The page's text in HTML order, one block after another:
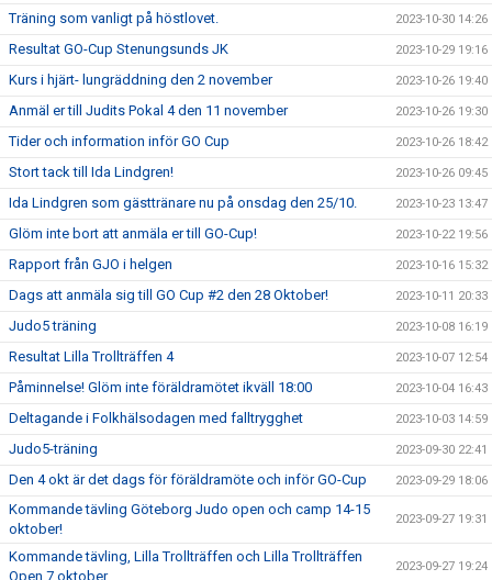
Träning som vanligt på höstlovet. 2023-10-30 14:26
Resultat GO-Cup Stenungsunds JK 2023-10-29 19:16
Kurs i hjärt- lungräddning den 2 november 2023-10-26 19:40
Anmäl er till Judits Pokal 4 den 11 november 2023-10-26 19:30
Tider och information inför GO Cup 2023-10-26 18:42
Stort tack till Ida Lindgren! 2023-10-26 09:45
Ida Lindgren som gästtränare nu på onsdag den 25/10. 2023-10-23 13:47
Glöm inte bort att anmäla er till GO-Cup! 2023-10-22 19:56
Rapport från GJO i helgen 2023-10-16 15:32
Dags att anmäla sig till GO Cup #2 den 28 Oktober! 2023-10-11 20:33
Judo5 träning 2023-10-08 16:19
Resultat Lilla Trollträffen 4 2023-10-07 12:54
Påminnelse! Glöm inte föräldramötet ikväll 18:00 2023-10-04 16:43
Deltagande i Folkhälsodagen med falltrygghet 2023-10-03 14:59
Judo5-träning 2023-09-30 22:41
Den 4 okt är det dags för föräldramöte och inför GO-Cup 2023-09-29 18:06
Kommande tävling Göteborg Judo open och camp 14-15
oktober!
2023-09-27 19:31
Kommande tävling, Lilla Trollträffen och Lilla Trollträffen
Open 7 oktober
2023-09-27 19:24